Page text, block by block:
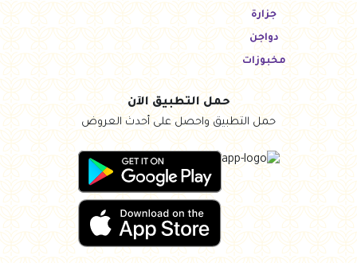
جزارة
دواجن
مخبوزات
حمل التطبيق الآن
حمل التطبيق واحصل على أحدث العروض